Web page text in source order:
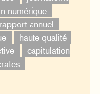
numérique
rapport annuel
haute qualité
capitulation